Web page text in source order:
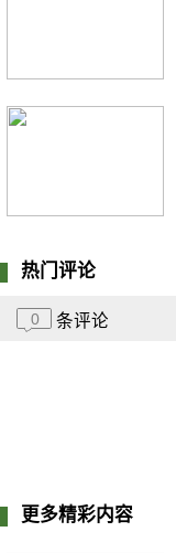
热门评论
0 条评论
更多精彩内容